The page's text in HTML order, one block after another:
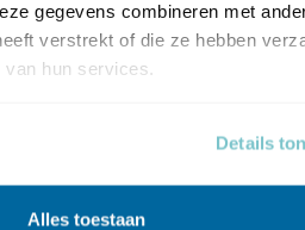
gegevens combineren met
verstrekt of die ze hebben
hun services.
Details
Alles toestaan